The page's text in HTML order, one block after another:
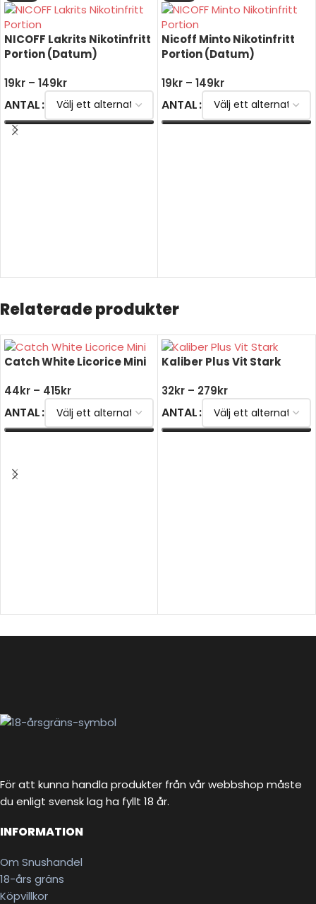
NICOFF Lakrits Nikotinfritt
Portion (Datum)
19kr – 149kr
ANTAL
VÄLJ ALTERNATIV
Nicoff Minto Nikotinfritt
Portion (Datum)
19kr – 149kr
ANTAL
Relaterade produkter
Catch White Licorice Mini
44kr – 415kr
ANTAL
Kaliber Plus Vit Stark
32kr – 279kr
ANTAL
För att kunna handla produkter från vår webbshop måste
du enligt svensk lag ha fyllt 18 år.
INFORMATION
Om Snushandel
18-års gräns
Köpvillkor